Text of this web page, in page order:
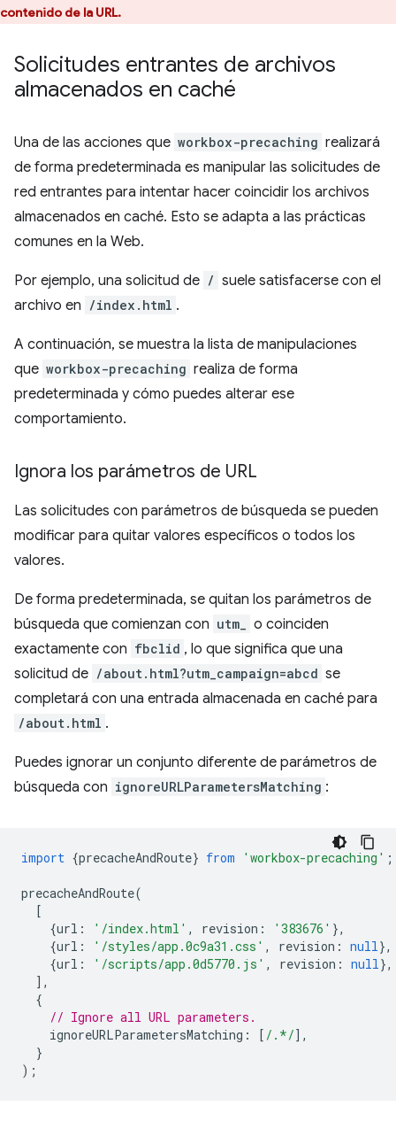
contenido de la URL.
Solicitudes entrantes de archivos
almacenados en caché
Una de las acciones que workbox-precaching realizará
de forma predeterminada es manipular las solicitudes de
red entrantes para intentar hacer coincidir los archivos
almacenados en caché. Esto se adapta a las prácticas
comunes en la Web.
Por ejemplo, una solicitud de / suele satisfacerse con el
archivo en /index.html .
A continuación, se muestra la lista de manipulaciones
que workbox-precaching realiza de forma
predeterminada y cómo puedes alterar ese
comportamiento.
Ignora los parámetros de URL
Las solicitudes con parámetros de búsqueda se pueden
modificar para quitar valores específicos o todos los
valores.
De forma predeterminada, se quitan los parámetros de
búsqueda que comienzan con utm_
o coinciden
exactamente con fbclid , lo que significa que una
solicitud de /about.html?utm_campaign=abcd se
completará con una entrada almacenada en caché para
/about.html .
Puedes ignorar un conjunto diferente de parámetros de
búsqueda con ignoreURLParametersMatching :
import {precacheAndRoute} from 'workbox-precaching' ;
precacheAndRoute(
[
{url : '/index.html' , revision : '383676' },
{url : '/styles/app.0c9a31.css' , revision : null},
{url : '/scripts/app.0d5770.js' , revision : null},
],
{
// Ignore all URL parameters.
ignoreURLParametersMatching : [ /.*/],
}
);